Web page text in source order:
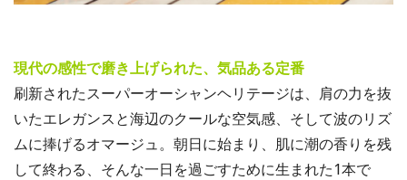
現代の感性で磨き上げられた、気品ある定番
刷新されたスーパーオーシャンヘリテージは、肩の力を抜
いたエレガンスと海辺のクールな空気感、そして波のリズ
ムに捧げるオマージュ。朝日に始まり、肌に潮の香りを残
して終わる、そんな一日を過ごすために生まれた1本で